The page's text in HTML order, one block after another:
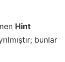
Hint
bunlar